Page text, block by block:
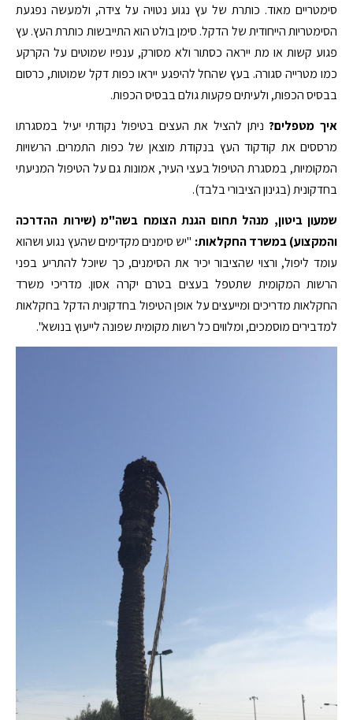
סימטריים מאוד. כותרת של עץ נגוע נטויה על צידה, ולמעשה נפגעת
הסימטריות הייחודית של הדקל. סימן בולט הוא התייבשות כותרת העץ. עץ
פגוע קשות או מת ייראה כסתור ולא מסורק, ענפיו שמוטים על הקרקע
כמו מטרייה סגורה. בעץ שהחל להיפגע ייראו כפות דקל שמוטות, כרסום
בבסיס הכפות, ולעיתים פקעות גולם בבסיס הכפות.
איך מטפלים?ניתן להציל את העצים בטיפול נקודתי יעיל במסגרתו
מרססים את קודקוד העץ בנקודת מוצאן של כפות התמרים. הרשויות
המקומיות, במסגרת הטיפול בעצי העיר, אמונות גם על הטיפול המניעתי
בחדקונית (בגינון הציבורי בלבד).
שמעון ביטון, מנהל תחום הגנת הצומח בשה"מ (שירות ההדרכה
והמקצוע) במשרד החקלאות: "יש סימנים מקדימים שהעץ נגוע ושהוא
עומד ליפול, ורצוי שהציבור יכיר את הסימנים, כך שיוכל להתריע בפני
הרשות המקומית שתטפל בעצים בטרם יקרה אסון. מדריכי משרד
החקלאות מדריכים ומייעצים על אופן הטיפול בחדקונית הדקל בחקלאות
למדבירים מוסמכים, ומלווים כל רשות מקומית שפונה לייעוץ בנושא".